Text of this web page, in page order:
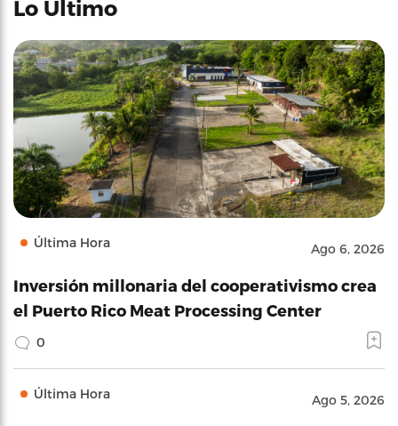
Lo Último
Última Hora Ago 6, 2026
Inversión millonaria del cooperativismo crea
el Puerto Rico Meat Processing Center
0
Última Hora Ago 5, 2026